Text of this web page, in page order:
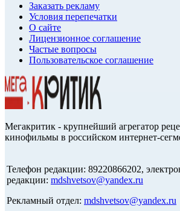
Заказать рекламу
Условия перепечатки
О сайте
Лицензионное соглашение
Частые вопросы
Пользовательское соглашение
Мегакритик - крупнейший агрегатор
кинофильмы в российском интернет-
Телефон редакции: 89220866202,
редакции: mdshvetsov@yandex.ru
Рекламный отдел: mdshvetsov@yandex.ru